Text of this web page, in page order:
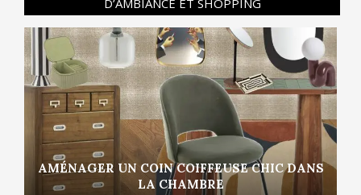
AMÉNAGER UN COIN COIFFEUSE CHIC DANS
LA CHAMBRE